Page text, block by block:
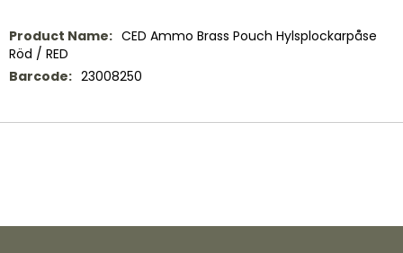
Mer
information
CED Ammo Brass Pouch Hylsplockarpåse
Röd / RED
23008250